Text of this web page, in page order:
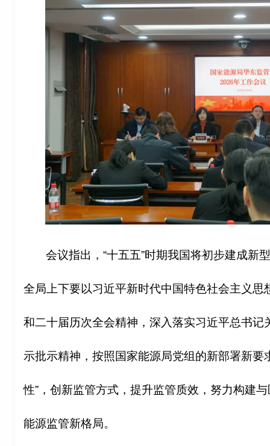
会议指出，“十五五”时期我国将初步建成新
全局上下要以习近平新时代中国特色社会主义思
和二十届历次全会精神，深入落实习近平总书记
示批示精神，按照国家能源局党组的新部署新要
性”，创新监管方式，提升监管质效，努力构建
能源监管新格局。